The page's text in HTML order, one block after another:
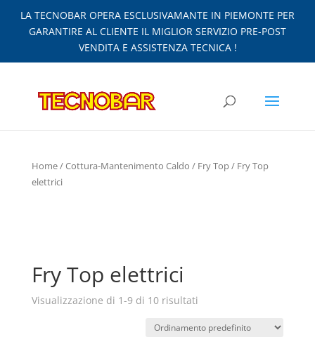
LA TECNOBAR OPERA ESCLUSIVAMANTE IN PIEMONTE PER
GARANTIRE AL CLIENTE IL MIGLIOR SERVIZIO PRE-POST
VENDITA E ASSISTENZA TECNICA !
Home/Cottura-Mantenimento Caldo / Fry Top/ Fry Top
elettrici
Fry Top elettrici
Visualizzazione di 1-9 di 10 risultati